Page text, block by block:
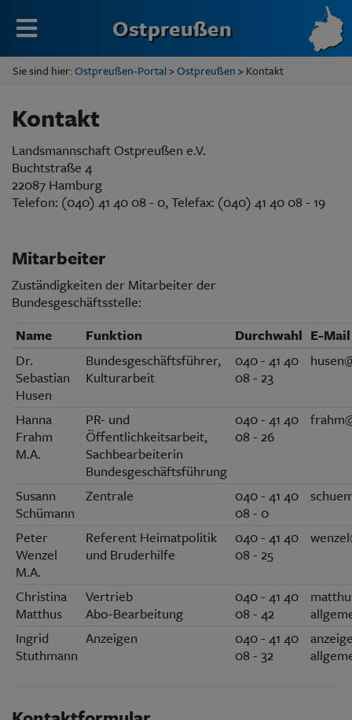
Ostpreußen
Sie sind hier:Ostpreußen-Portal>Ostpreußen> Kontakt
Kontakt
Landsmannschaft Ostpreußen e.V.
Buchtstraße 4
22087 Hamburg
Telefon: (040) 41 40 08 - 0, Telefax: (040) 41 40 08 - 19
Mitarbeiter
Zuständigkeiten der Mitarbeiter der
Bundesgeschäftsstelle:
Name
Funktion Durchwahl E-Mail
Dr.
Sebastian
Husen
Bundesgeschäftsführer,
Kulturarbeit
040 - 41 40
08 - 23
Hanna
Frahm
M.A.
PR- und
Öffentlichkeitsarbeit,
Sachbearbeiterin
Bundesgeschäftsführung
040 - 41 40
08 - 26
Susann
Schümann
Zentrale
040 - 41 40
08 - 0
Peter
Wenzel
M.A.
Referent Heimatpolitik
und Bruderhilfe
040 - 41 40
08 - 25
Christina
Matthus
Vertrieb
Abo-Bearbeitung
040 - 41 40
08 - 42
Ingrid
Stuthmann
Anzeigen
040 - 41 40
08 - 32